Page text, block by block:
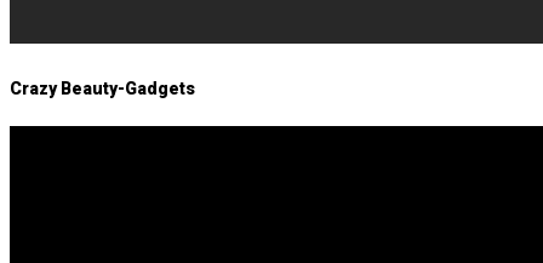
Crazy Beauty-Gadgets